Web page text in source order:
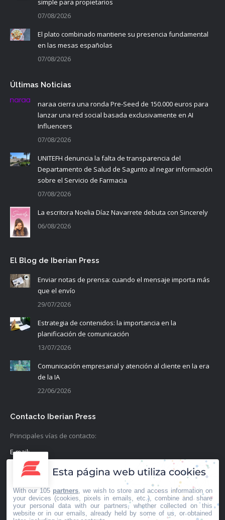
simple para propietarios
07/08/2026
El plato combinado mantiene su presencia fundamental
en las mesas españolas
07/08/2026
Últimas Noticias
naraa cierra una ronda Pre-Seed de 150.000 euros para
lanzar una red social basada exclusivamente en AI
Influencers
07/08/2026
UNITEFH denuncia la falta de transparencia del
Departamento de Salud de Sagunto al negar información
sobre el Servicio de Farmacia
07/08/2026
La escritora Noelia Díaz Navarrete debuta con Sincerely
06/08/2026
El Blog de Iberian Press
Enviar notas de prensa: cuando el mensaje importa más
que el envío
29/07/2026
Estrategia de contenidos: la importancia en la
planificación de comunicación
13/07/2026
Comunicación empresarial y atención al cliente en la era
de la IA
22/06/2026
Contacto Iberian Press
Principales vías de contacto:
E-mail:
info@iberianpress.es
+34 911863556
Fax:
Esta página web utiliza cookies
With our 105 partners , we wish to store and access information on
your devices (cookies, pixels in emails, etc.), combine and share
your personal data with our partners, whether collected on this
website or in our emails, already held by some of us, or obtained